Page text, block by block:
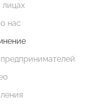
нас